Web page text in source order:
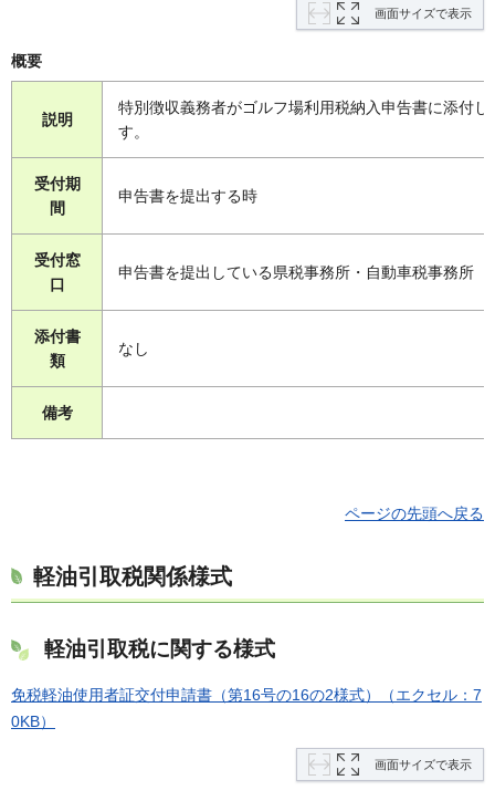
画面サイズで表示
概要
説明
特別徴収義務者がゴルフ場利用税納入申告書に添付し
す。
受付期
間
申告書を提出する時
受付窓
口
申告書を提出している県税事務所・自動車税事務所
添付書
類
なし
備考
ページの先頭へ戻る
軽油引取税関係様式
軽油引取税に関する様式
免税軽油使用者証交付申請書（第16号の16の2様式）（エクセル：7
0KB）
画面サイズで表示